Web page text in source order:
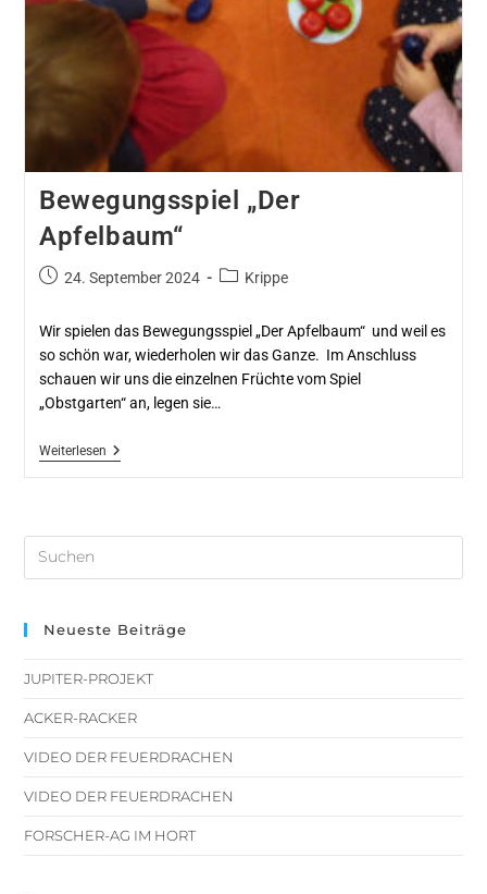
Bewegungsspiel „Der
Apfelbaum“
24. September 2024 Krippe
Wir spielen das Bewegungsspiel „Der Apfelbaum“ und weil es
so schön war, wiederholen wir das Ganze. Im Anschluss
schauen wir uns die einzelnen Früchte vom Spiel
„Obstgarten“ an, legen sie…
Weiterlesen
Neueste Beiträge
JUPITER-PROJEKT
ACKER-RACKER
VIDEO DER FEUERDRACHEN
VIDEO DER FEUERDRACHEN
FORSCHER-AG IM HORT